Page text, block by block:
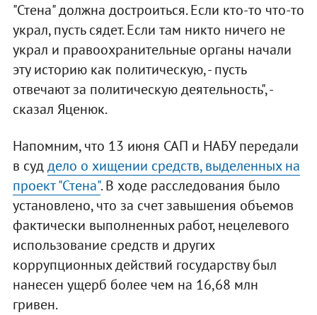
"Стена" должна достроиться. Если кто-то что-то
украл, пусть сядет. Если там никто ничего не
украл и правоохранительные органы начали
эту историю как политическую, - пусть
отвечают за политическую деятельность", -
сказал Яценюк.
Напомним, что 13 июня САП и НАБУ передали
в суддело о хищении средств, выделенных на
проект "Стена". В ходе расследования было
установлено, что за счет завышения объемов
фактически выполненных работ, нецелевого
использование средств и других
коррупционных действий государству был
нанесен ущерб более чем на 16,68 млн
гривен.